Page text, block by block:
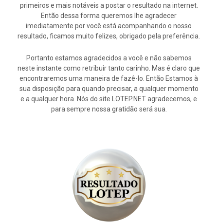
primeiros e mais notáveis a postar o resultado na internet.
Então dessa forma queremos lhe agradecer
imediatamente por você está acompanhando o nosso
resultado, ficamos muito felizes, obrigado pela preferência.
Portanto estamos agradecidos a você e não sabemos
neste instante como retribuir tanto carinho. Mas é claro que
encontraremos uma maneira de fazê-lo. Então Estamos à
sua disposição para quando precisar, a qualquer momento
e a qualquer hora. Nós do site LOTEP.NET agradecemos, e
para sempre nossa gratidão será sua.